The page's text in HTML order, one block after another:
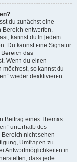
du zunächst eine
Bereich entwerfen.
kannst du in jedem
Du kannst eine Signatur
das
Wenn du einen
so kannst du
wieder deaktivieren.
Beitrag eines Themas
unterhalb des
nicht sehen
Umfragen zu
Antwortmöglichkeiten in
dass jede